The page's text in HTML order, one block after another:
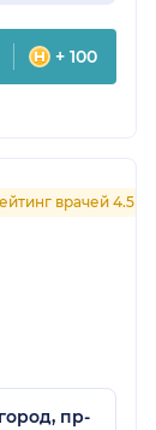
+ 100
врачей 4.5
пр-